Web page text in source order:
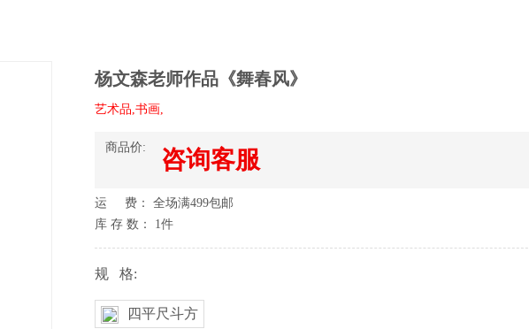
杨文森老师作品《舞春风》
艺术品,书画,
商品价: 咨询客服
运 费： 全场满499包邮
库 存 数： 1件
规 格:
四平尺斗方